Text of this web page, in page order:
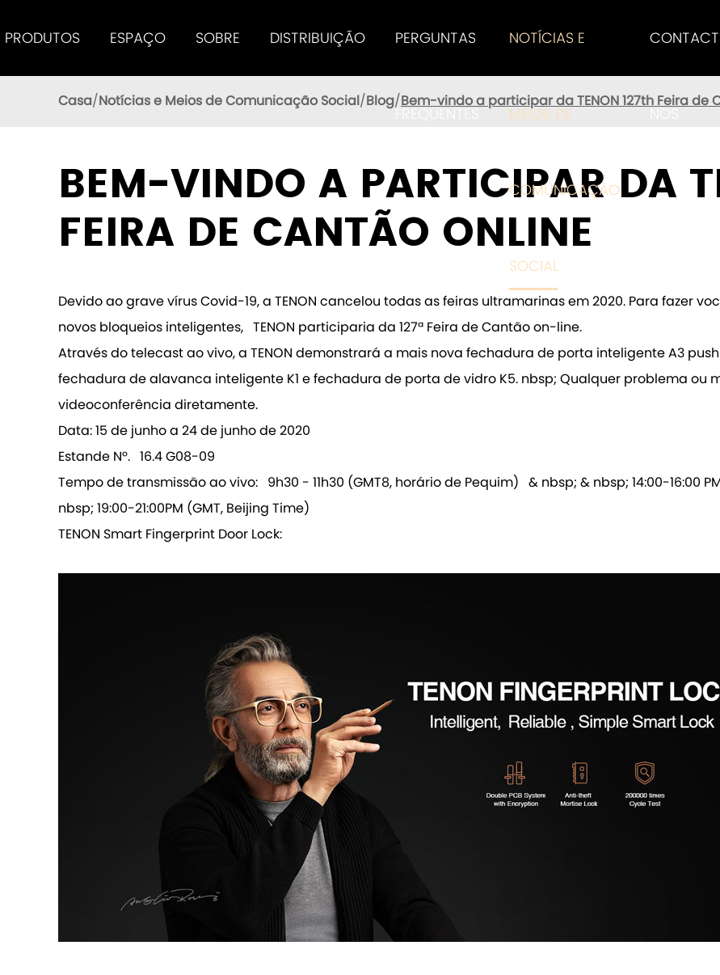
PRODUTOS ESPAÇO SOBRE DISTRIBUIÇÃO PERGUNTAS
FREQUENTES
NOTÍCIAS E
MEIOS DE
COMUNICAÇÃO
SOCIAL
NOS
Casa Notícias e Meios de Comunicação Social Blog Bem-vindo a participar da TENON 127th Feira de
BEM-VINDO A PARTICIPAR DA
FEIRA DE CANTÃO ONLINE
Devido ao grave vírus Covid-19, a TENON cancelou todas as feiras ultramarinas em 2020. Para fazer
novos bloqueios inteligentes, TENON participaria da 127ª Feira de Cantão on-line.
Através do telecast ao vivo, a TENON demonstrará a mais nova fechadura de porta inteligente A3
fechadura de alavanca inteligente K1 e fechadura de porta de vidro K5. nbsp; Qualquer problema ou
videoconferência diretamente.
Data: 15 de junho a 24 de junho de 2020
Estande Nº. 16.4 G08-09
Tempo de transmissão ao vivo: 9h30 - 11h30 (GMT8, horário de Pequim) & nbsp; & nbsp; 14:00-16:00
nbsp; 19:00-21:00PM (GMT, Beijing Time)
TENON Smart Fingerprint Door Lock: